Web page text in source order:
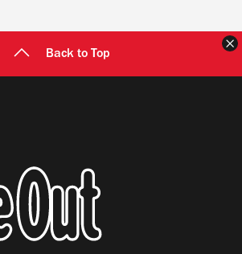
Back to Top